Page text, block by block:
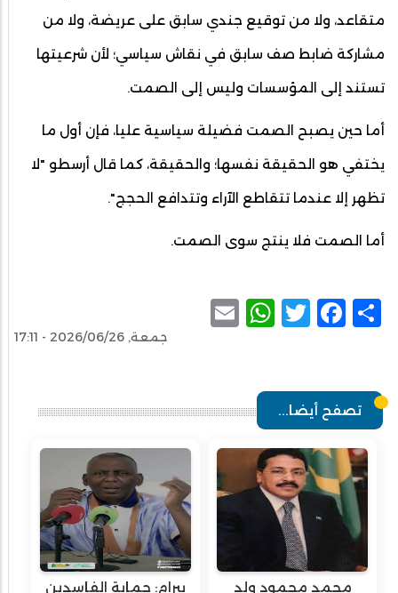
متقاعد، ولا من توقيع جندي سابق على عريضة، ولا من
مشاركة ضابط صف سابق في نقاش سياسي؛ لأن شرعيتها
تستند إلى المؤسسات وليس إلى الصمت.
أما حين يصبح الصمت فضيلة سياسية عليا، فإن أول ما
يختفي هو الحقيقة نفسها؛ والحقيقة، كما قال أرسطو "لا
تظهر إلا عندما تتقاطع الآراء وتتدافع الحجج".
أما الصمت فلا ينتج سوى الصمت.
Share
Facebook
Twitter
WhatsApp
جمعة, 2026/06/26 - 17:11
تصفح أيضا...
محمد محمود ولد بيرام: حماية الفاسدين